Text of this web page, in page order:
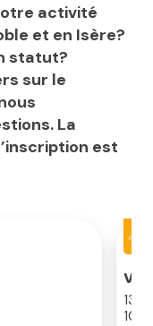
activité
et en Isère?
statut?
sur le
La
est
13